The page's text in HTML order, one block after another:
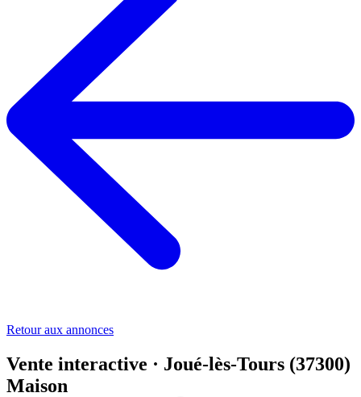
Retour aux annonces
Vente interactive · Joué-lès-Tours (37300)
Maison